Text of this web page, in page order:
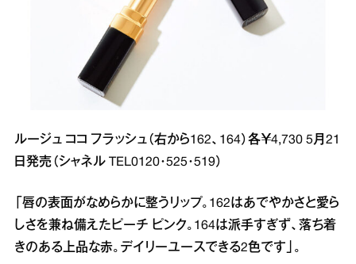
ルージュ ココ フラッシュ（右から162、164）各￥4,730 5月21
日発売（シャネル TEL0120･525･519）
「唇の表面がなめらかに整うリップ。162はあでやかさと愛ら
しさを兼ね備えたピーチ ピンク。164は派手すぎず、落ち着
きのある上品な赤。デイリーユースできる2色です」。